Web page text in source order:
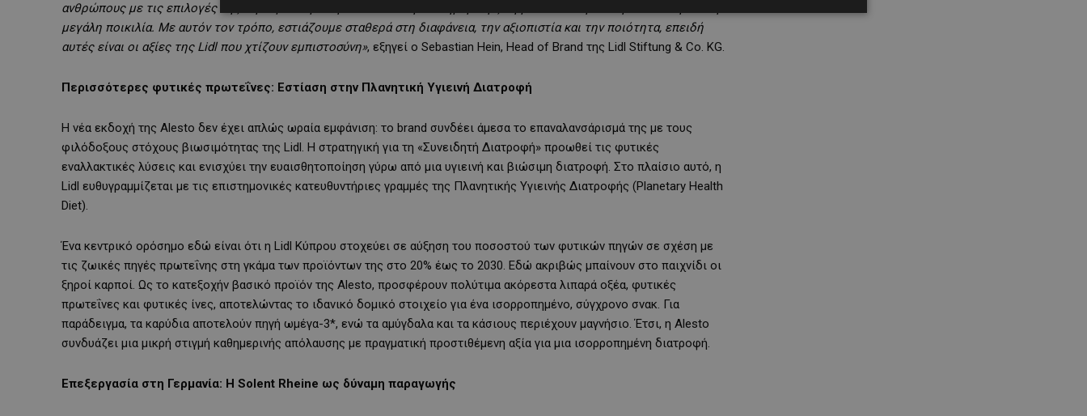
ανθρώπους με τις επιλογές της. Πρεσβεύουμε την ευκολία στην καθημερινή ζωή μέσα από την απλή απόλαυση και τη
μεγάλη ποικιλία. Με αυτόν τον τρόπο, εστιάζουμε σταθερά στη διαφάνεια, την αξιοπιστία και την ποιότητα, επειδή
αυτές είναι οι αξίες της Lidlπου χτίζουν εμπιστοσύνη», εξηγεί ο Sebastian Hein, Head of Brand της Lidl Stiftung & Co. KG.
Περισσότερες φυτικές πρωτεΐνες: Εστίαση στην Πλανητική Υγιεινή Διατροφή
Η νέα εκδοχή της Alesto δεν έχει απλώς ωραία εμφάνιση: το brand συνδέει άμεσα το επαναλανσάρισμά της με τους
φιλόδοξους στόχους βιωσιμότητας της Lidl. Η στρατηγική για τη «Συνειδητή Διατροφή» προωθεί τις φυτικές
εναλλακτικές λύσεις και ενισχύει την ευαισθητοποίηση γύρω από μια υγιεινή και βιώσιμη διατροφή. Στο πλαίσιο αυτό, η
Lidl ευθυγραμμίζεται με τις επιστημονικές κατευθυντήριες γραμμές της Πλανητικής Υγιεινής Διατροφής (Planetary Health
Diet).
Ένα κεντρικό ορόσημο εδώ είναι ότι η Lidl Κύπρου στοχεύει σε αύξηση του ποσοστού των φυτικών πηγών σε σχέση με
τις ζωικές πηγές πρωτεΐνης στη γκάμα των προϊόντων της στο 20% έως το 2030. Εδώ ακριβώς μπαίνουν στο παιχνίδι οι
ξηροί καρποί. Ως το κατεξοχήν βασικό προϊόν της Alesto, προσφέρουν πολύτιμα ακόρεστα λιπαρά οξέα, φυτικές
πρωτεΐνες και φυτικές ίνες, αποτελώντας το ιδανικό δομικό στοιχείο για ένα ισορροπημένο, σύγχρονο σνακ. Για
παράδειγμα, τα καρύδια αποτελούν πηγή ωμέγα-3*, ενώ τα αμύγδαλα και τα κάσιους περιέχουν μαγνήσιο. Έτσι, η Alesto
συνδυάζει μια μικρή στιγμή καθημερινής απόλαυσης με πραγματική προστιθέμενη αξία για μια ισορροπημένη διατροφή.
Επεξεργασία στη Γερμανία: Η Solent Rheine ως δύναμη παραγωγής